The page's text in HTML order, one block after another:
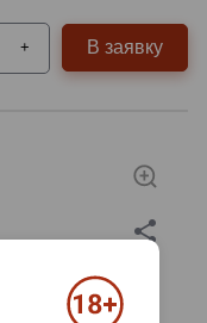
+ В заявку